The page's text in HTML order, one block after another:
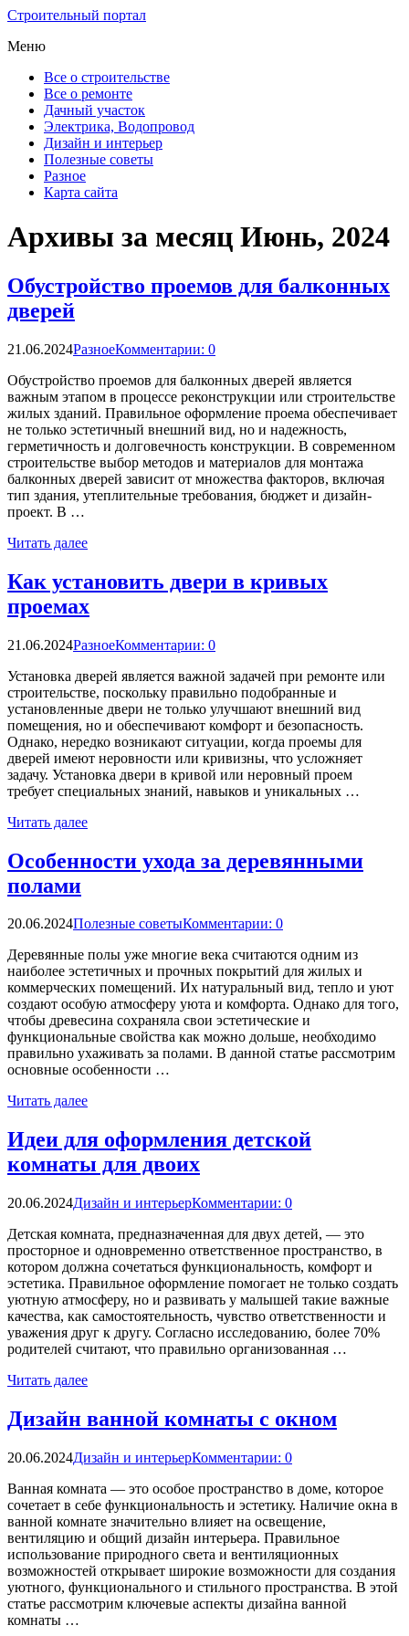
Строительный портал
Меню
Все о строительстве
Все о ремонте
Дачный участок
Электрика, Водопровод
Дизайн и интерьер
Полезные советы
Разное
Карта сайта
Архивы за месяц Июнь, 2024
Обустройство проемов для балконных
дверей
21.06.2024РазноеКомментарии: 0
Обустройство проемов для балконных дверей является
важным этапом в процессе реконструкции или строительстве
жилых зданий. Правильное оформление проема обеспечивает
не только эстетичный внешний вид, но и надежность,
герметичность и долговечность конструкции. В современном
строительстве выбор методов и материалов для монтажа
балконных дверей зависит от множества факторов, включая
тип здания, утеплительные требования, бюджет и дизайн-
проект. В …
Читать далее
Как установить двери в кривых
проемах
21.06.2024РазноеКомментарии: 0
Установка дверей является важной задачей при ремонте или
строительстве, поскольку правильно подобранные и
установленные двери не только улучшают внешний вид
помещения, но и обеспечивают комфорт и безопасность.
Однако, нередко возникают ситуации, когда проемы для
дверей имеют неровности или кривизны, что усложняет
задачу. Установка двери в кривой или неровный проем
требует специальных знаний, навыков и уникальных …
Читать далее
Особенности ухода за деревянными
полами
20.06.2024Полезные советыКомментарии: 0
Деревянные полы уже многие века считаются одним из
наиболее эстетичных и прочных покрытий для жилых и
коммерческих помещений. Их натуральный вид, тепло и уют
создают особую атмосферу уюта и комфорта. Однако для того,
чтобы древесина сохраняла свои эстетические и
функциональные свойства как можно дольше, необходимо
правильно ухаживать за полами. В данной статье рассмотрим
основные особенности …
Читать далее
Идеи для оформления детской
комнаты для двоих
20.06.2024Дизайн и интерьерКомментарии: 0
Детская комната, предназначенная для двух детей, — это
просторное и одновременно ответственное пространство, в
котором должна сочетаться функциональность, комфорт и
эстетика. Правильное оформление помогает не только создать
уютную атмосферу, но и развивать у малышей такие важные
качества, как самостоятельность, чувство ответственности и
уважения друг к другу. Согласно исследованию, более 70%
родителей считают, что правильно организованная …
Читать далее
Дизайн ванной комнаты с окном
20.06.2024Дизайн и интерьерКомментарии: 0
Ванная комната — это особое пространство в доме, которое
сочетает в себе функциональность и эстетику. Наличие окна в
ванной комнате значительно влияет на освещение,
вентиляцию и общий дизайн интерьера. Правильное
использование природного света и вентиляционных
возможностей открывает широкие возможности для создания
уютного, функционального и стильного пространства. В этой
статье рассмотрим ключевые аспекты дизайна ванной
комнаты …